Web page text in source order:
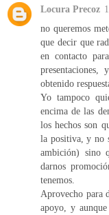
Locura Precoz
no queremos
que decir que
en contacto
obtenido
Yo tampoco
encima de las
los hechos son
la positiva, y no
ambición) sino
darnos
tenemos.
Aprovecho para
apoyo, y